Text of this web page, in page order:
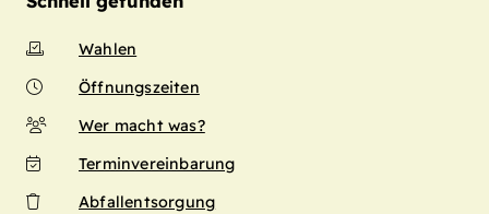
Wahlen
Öffnungszeiten
Wer macht was?
Terminvereinbarung
Abfallentsorgung